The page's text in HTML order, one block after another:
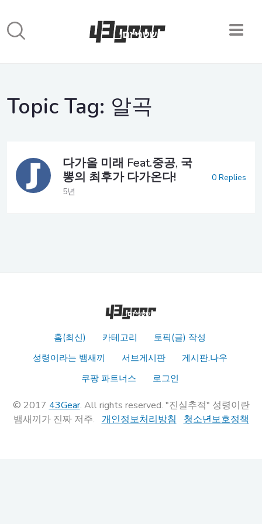
Topic Tag: 알곡
다가올 미래 Feat.중공, 국
뽕의 최후가 다가온다!
5년
0 Replies
홈(최신) 카테고리
토픽(글) 작성
성령이라는 뱀새끼
서브게시판
게시판.나우
쿠팡 파트너스
로그인
© 2017 43Gear. All rights reserved. "진실추적" 성령이란
뱀새끼가 진짜 저주. 개인정보처리방침 청소년보호정책